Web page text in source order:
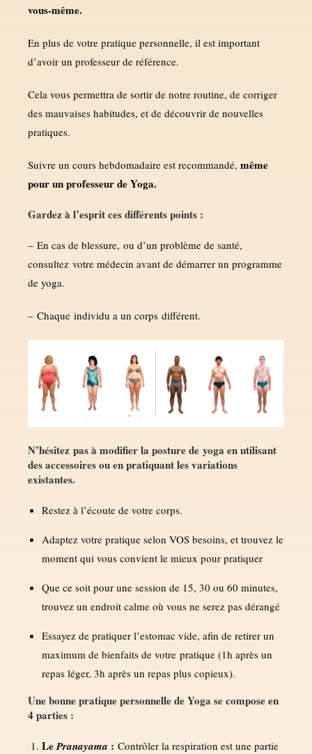
vous-même.
En plus de votre pratique personnelle, il est important
d’avoir un professeur de référence.
Cela vous permettra de sortir de notre routine, de corriger
des mauvaises habitudes, et de découvrir de nouvelles
pratiques.
Suivre un cours hebdomadaire est recommandé, même
pour un professeur de Yoga.
Gardez à l’esprit ces différents points :
– En cas de blessure, ou d’un problème de santé,
consultez votre médecin avant de démarrer un programme
de yoga.
– Chaque individu a un corps différent.
N’hésitez pas à modifier la posture de yoga en utilisant
des accessoires ou en pratiquant les variations
existantes.
Restez à l’écoute de votre corps.
Adaptez votre pratique selon VOS besoins, et trouvez le
moment qui vous convient le mieux pour pratiquer
Que ce soit pour une session de 15, 30 ou 60 minutes,
trouvez un endroit calme où vous ne serez pas dérangé
Essayez de pratiquer l’estomac vide, afin de retirer un
maximum de bienfaits de votre pratique (1h après un
repas léger, 3h après un repas plus copieux).
Une bonne pratique personnelle de Yoga se compose en
4 parties :
LePranayama : Contrôler la respiration est une partie